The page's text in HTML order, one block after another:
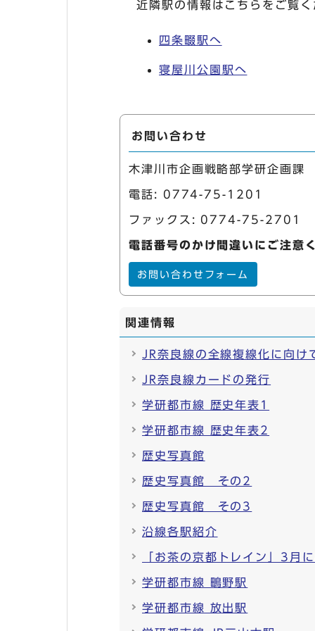
近隣駅の情報はこちらをご覧く
四条畷駅へ
寝屋川公園駅へ
お問い合わせ
木津川市企画戦略部学研企画課
電話: 0774-75-1201
ファックス: 0774-75-2701
電話番号のかけ間違いにご注意
お問い合わせフォーム
関連情報
JR奈良線の全線複線化に向け
JR奈良線カードの発行
学研都市線 歴史年表1
学研都市線 歴史年表2
歴史写真館
歴史写真館 その2
歴史写真館 その3
沿線各駅紹介
「お茶の京都トレイン」3月に
学研都市線 鴫野駅
学研都市線 放出駅